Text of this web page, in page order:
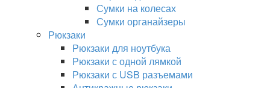
Сумки на колесах
Сумки органайзеры
Рюкзаки
Рюкзаки для ноутбука
Рюкзаки с одной лямкой
Рюкзаки с USB разъемами